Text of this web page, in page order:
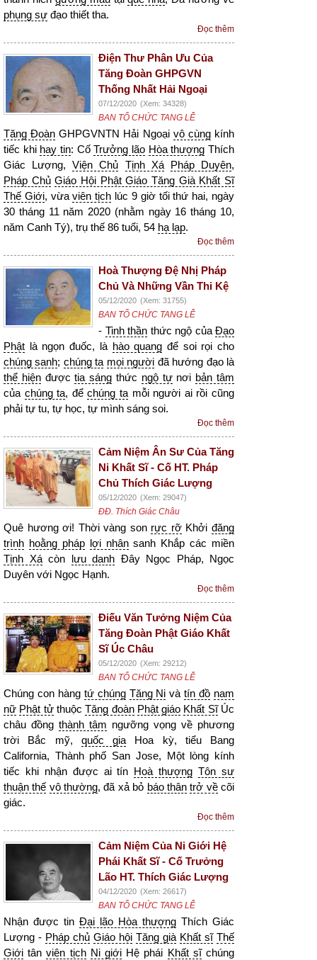
phụng sự đạo thiết tha.
Đọc thêm
Điện Thư Phân Ưu Của
Tăng Đoàn GHPGVN
Thống Nhất Hải Ngoại
07/12/2020 (Xem: 34328)
BAN TỔ CHỨC TANG LỄ
Tăng Đoàn GHPGVNTN Hải Ngoại vô cùngkính
tiếc khi hay tin: CốTrưởng lão Hòa thượng Thích
Giác Lượng,Viện Chủ Tịnh Xá Pháp Duyên,
Pháp Chủ Giáo Hội Phật Giáo Tăng Già Khất Sĩ
Thế Giới, vừaviên tịch lúc 9 giờ tối thứ hai, ngày
30 tháng 11 năm 2020 (nhằm ngày 16 tháng 10,
năm Canh Tý), trụ thế 86 tuổi, 54 hạ lạp.
Đọc thêm
Hoà Thượng Đệ Nhị Pháp
Chủ Và Những Vần Thi Kệ
05/12/2020 (Xem: 31755)
BAN TỔ CHỨC TANG LỄ
- Tinh thần thức ngộ của Đạo
Phật là ngọn đuốc, là hào quang để soi rọi cho
chúng sanh; chúng ta mọi người đã hướng đạo là
thể hiệnđượctia sáng thức ngộ tựnơi bản tâm
của chúng ta, đểchúng ta mỗi người ai rồi cũng
phải tự tu, tự học, tự mình sáng soi.
Đọc thêm
Cảm Niệm Ân Sư Của Tăng
Ni Khất Sĩ - Cố HT. Pháp
Chủ Thích Giác Lượng
05/12/2020 (Xem: 29047)
ĐĐ. Thích Giác Châu
Quê hương ơi! Thời vàng son rực rỡKhởiđăng
trình hoằng pháp lợi nhânsanh Khắp các miền
Tịnh Xácòn lưu danh Đây Ngọc Pháp, Ngọc
Duyên với Ngọc Hạnh.
Đọc thêm
Điếu Văn Tưởng Niệm Của
Tăng Đoàn Phật Giáo Khất
Sĩ Úc Châu
05/12/2020 (Xem: 29212)
BAN TỔ CHỨC TANG LỄ
Chúng con hàng tứ chúng Tăng Ni vàtín đồ nam
nữ Phật tửthuộcTăng đoàn Phật giáo Khất SĩÚc
châu đồng thành tâm ngưỡng vọng về phương
trời Bắc mỹ, quốc gia Hoa kỳ, tiểu Bang
California, Thành phố San Jose, Một lòng kính
tiếc khi nhận được ai tín Hoà thượng Tôn sư
thuận thế vô thường, đã xả bỏ báo thân trở vềcõi
giác.
Đọc thêm
Cảm Niệm Của Ni Giới Hệ
Phái Khất Sĩ - Cố Trưởng
Lão HT. Thích Giác Lượng
04/12/2020 (Xem: 26617)
BAN TỔ CHỨC TANG LỄ
Nhận được tin Đại lão Hòa thượng Thích Giác
Lượng - Pháp chủ Giáo hội Tăng già Khất sĩ Thế
Giới tânviên tịch Ni giới Hệ phái Khất sĩchúng